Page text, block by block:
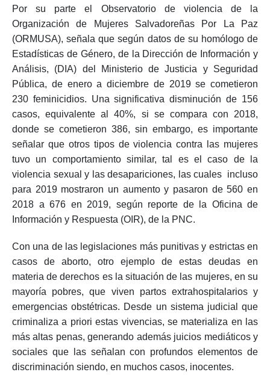
Por su parte el Observatorio de violencia de la
Organización de Mujeres Salvadoreñas Por La Paz
(ORMUSA), señala que según datos de su homólogo de
Estadísticas de Género, de la Dirección de Información y
Análisis, (DIA) del Ministerio de Justicia y Seguridad
Pública, de enero a diciembre de 2019 se cometieron
230 feminicidios. Una significativa disminución de 156
casos, equivalente al 40%, si se compara con 2018,
donde se cometieron 386, sin embargo, es importante
señalar que otros tipos de violencia contra las mujeres
tuvo un comportamiento similar, tal es el caso de la
violencia sexual y las desapariciones, las cuales incluso
para 2019 mostraron un aumento y pasaron de 560 en
2018 a 676 en 2019, según reporte de la Oficina de
Información y Respuesta (OIR), de la PNC.
Con una de las legislaciones más punitivas y estrictas en
casos de aborto, otro ejemplo de estas deudas en
materia de derechos es la situación de las mujeres, en su
mayoría pobres, que viven partos extrahospitalarios y
emergencias obstétricas. Desde un sistema judicial que
criminaliza a priori estas vivencias, se materializa en las
más altas penas, generando además juicios mediáticos y
sociales que las señalan con profundos elementos de
discriminación siendo, en muchos casos, inocentes.